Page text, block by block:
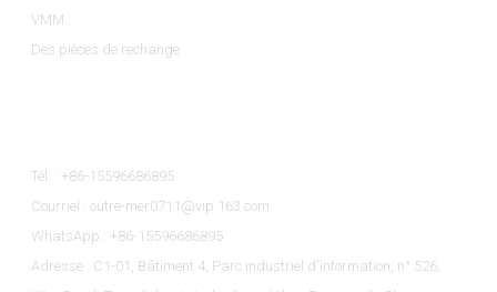
VMM
Des pièces de rechange
Tél. : +86-15596686895
Courriel : outre-mer0711@vip.163.com
WhatsApp : +86-15596686895
Adresse : C1-01, Bâtiment 4, Parc industriel d'information, n° 526,